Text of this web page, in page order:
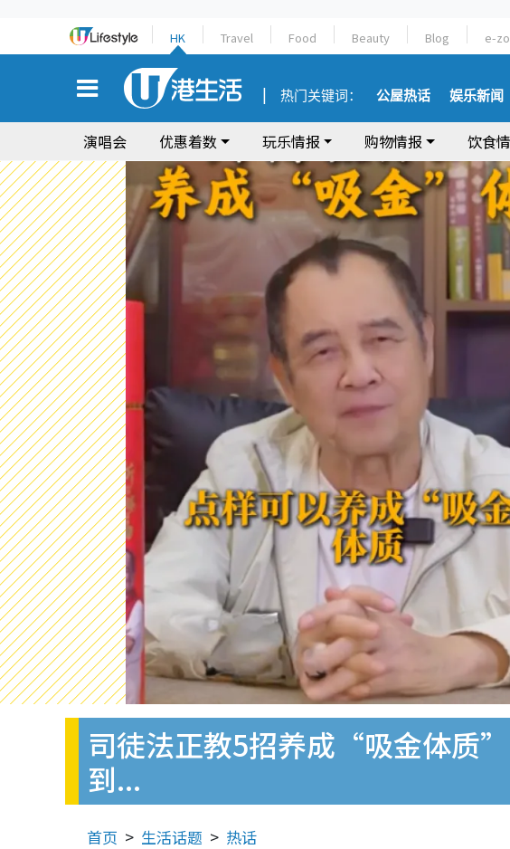
HK Travel Food Beauty Blog e-
热门关键词： 公屋热话 娱乐新闻
演唱会 优惠着数 玩乐情报 购物情报 饮食
司徒法正教5招养成“吸金体质
到...
首页 生活话题 热话